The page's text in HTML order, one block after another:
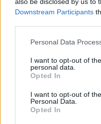
Downstream Participants
Please note that this
not limited to your visit or
grant or deny consent to
use your data for below
consent section.
Personal Data
I want to opt-out of
personal data.
Opted In
I want to opt-out of
Personal Data.
Opted In
Brit harci
Irán ellen
2024. ápr. 14.